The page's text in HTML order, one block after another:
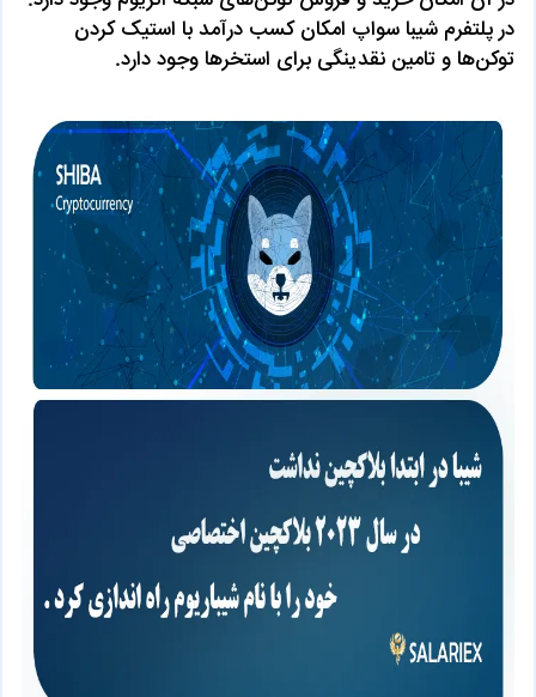
در پلتفرم شیبا سواپ امکان کسب درآمد با استیک کردن
توکن‌ها و تامین نقدینگی برای استخرها وجود دارد.